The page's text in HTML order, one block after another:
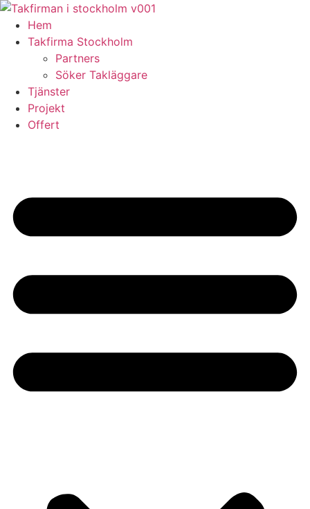
Skip
content
Hem
Takfirma Stockholm
Partners
Söker Takläggare
Tjänster
Projekt
Offert